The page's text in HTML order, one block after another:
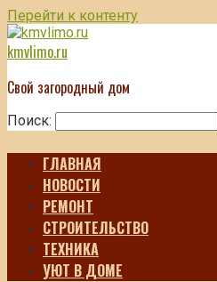
Перейти к контенту
kmvlimo.ru
Свой загородный дом
Поиск:
ГЛАВНАЯ
НОВОСТИ
РЕМОНТ
СТРОИТЕЛЬСТВО
ТЕХНИКА
УЮТ В ДОМЕ